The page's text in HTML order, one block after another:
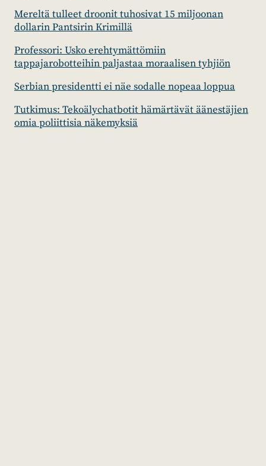
Mereltä tulleet droonit tuhosivat 15 miljoonan
dollarin Pantsirin Krimillä
Professori: Usko erehtymättömiin
tappajarobotteihin paljastaa moraalisen tyhjiön
Serbian presidentti ei näe sodalle nopeaa loppua
Tutkimus: Tekoälychatbotit hämärtävät äänestäjien
omia poliittisia näkemyksiä